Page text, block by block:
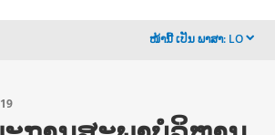
ໜ້ານີ້ ເປັນ ພາສາ: LO dropdown